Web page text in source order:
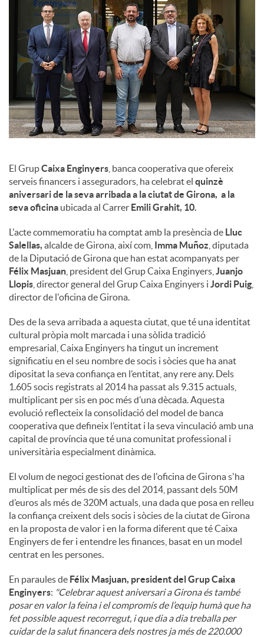
s
El GrupCaixa Enginyers , banca cooperativa que ofereix
serveis financers i asseguradors, ha celebrat el quinzè
aniversari de la seva arribada a la ciutat de Girona, a la
seva oficina ubicada al Carrer Emili Grahit, 10.
L'acte commemoratiu ha comptat amb la presència de Lluc
Salellas, alcalde de Girona, així com, Imma Muñoz , diputada
de la Diputació de Girona que han estat acompanyats per
Félix Masjuan , president del Grup Caixa Enginyers, Juanjo
Llopis , director general del Grup Caixa Enginyers i Jordi Puig
director de l'oficina de Girona.
Des de la seva arribada a aquesta ciutat, que té una identitat
cultural pròpia molt marcada i una sòlida tradició
empresarial, Caixa Enginyers ha tingut un increment
significatiu en el seu nombre de socis i sòcies que ha anat
dipositat la seva confiança en l’entitat, any rere any. Dels
1.605 socis registrats al 2014 ha passat als 9.315 actuals,
multiplicant per sis en poc més d’una dècada. Aquesta
evolució reflecteix la consolidació del model de banca
cooperativa que defineix l’entitat i la seva vinculació amb una
capital de província que té una comunitat professional i
universitària especialment dinàmica.
El volum de negoci gestionat des de l'oficina de Girona s'ha
multiplicat per més de sis des del 2014, passant dels 50M
d’euros als més de 320M actuals, una dada que posa en relleu
la confiança creixent dels socis i sòcies de la ciutat de Girona
en la proposta de valor i en la forma diferent que té Caixa
Enginyers de fer i entendre les finances, basat en un model
centrat en les persones.
En paraules de Félix Masjuan, president del Grup Caixa
Enginyers: "Celebrar aquest aniversari a Girona és també
posar en valor la feina i el compromís de l’equip humà que ha
fet possible aquest recorregut, i que dia a dia treballa per
cuidar de la salut financera dels nostres ja més de 220.000